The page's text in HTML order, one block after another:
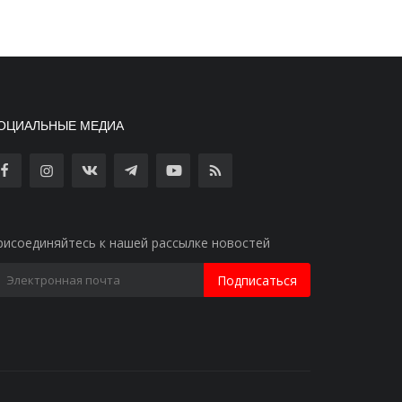
МЕДИА
к нашей рассылке новостей
Подписаться